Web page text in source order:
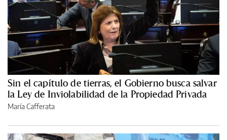
Sin el capítulo de tierras, el Gobierno busca salvar
la Ley de Inviolabilidad de la Propiedad Privada
María Cafferata